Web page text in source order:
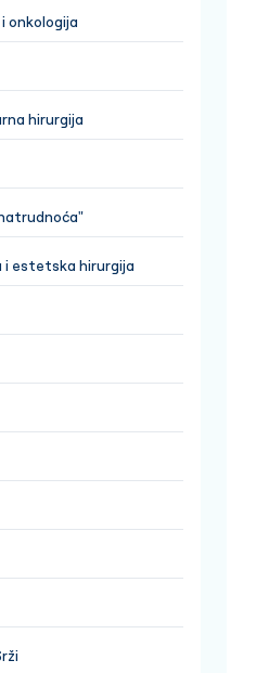
onkologija
hirurgija
i estetska hirurgija